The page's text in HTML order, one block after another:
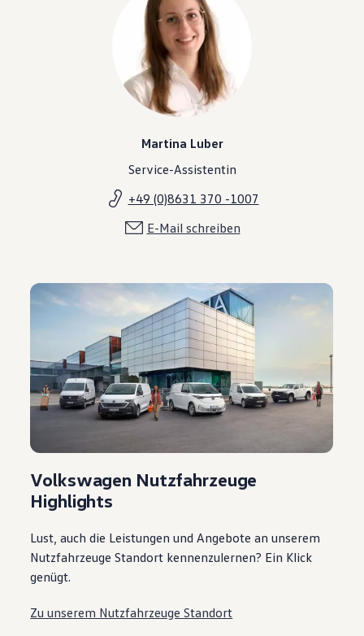
Martina Luber
Service-Assistentin
+49 (0)8631 370 -1007
E-Mail schreiben
Volkswagen Nutzfahrzeuge
Highlights
Lust, auch die Leistungen und Angebote an unserem
Nutzfahrzeuge Standort kennenzulernen? Ein Klick
genügt.
Zu unserem Nutzfahrzeuge Standort